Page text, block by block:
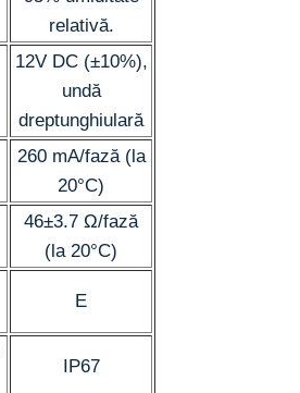
relativă.
12V DC (±10%),
undă
dreptunghiulară
260 mA/fază (la
20°C)
46±3.7 Ω/fază
(la 20°C)
E
IP67